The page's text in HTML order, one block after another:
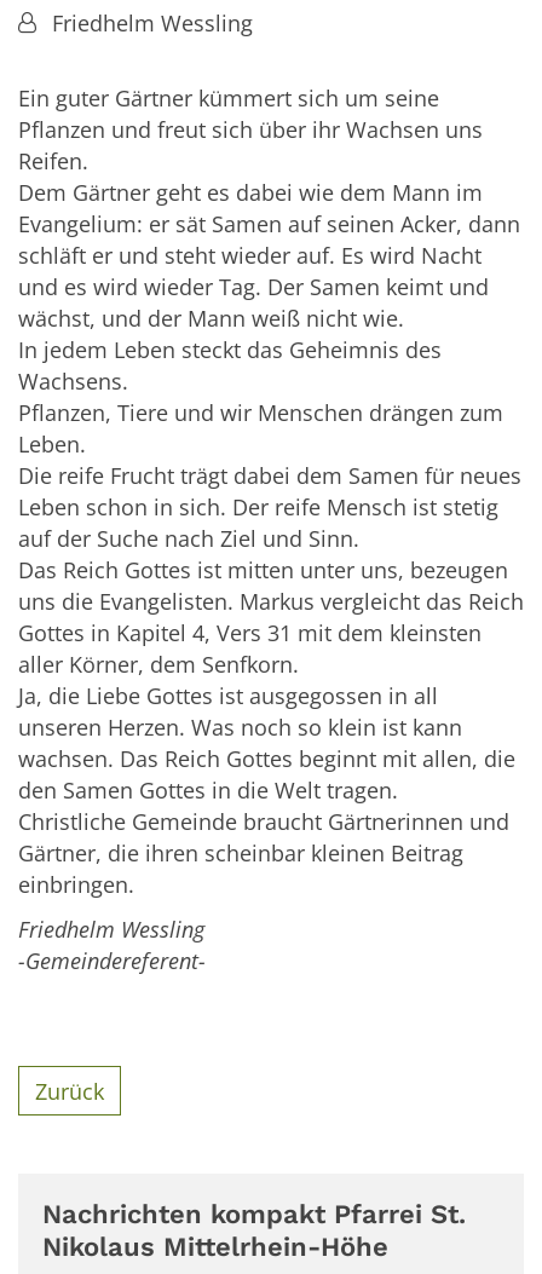
Von:Friedhelm Wessling
Ein guter Gärtner kümmert sich um seine
Pflanzen und freut sich über ihr Wachsen uns
Reifen.
Dem Gärtner geht es dabei wie dem Mann im
Evangelium: er sät Samen auf seinen Acker, dann
schläft er und steht wieder auf. Es wird Nacht
und es wird wieder Tag. Der Samen keimt und
wächst, und der Mann weiß nicht wie.
In jedem Leben steckt das Geheimnis des
Wachsens.
Pflanzen, Tiere und wir Menschen drängen zum
Leben.
Die reife Frucht trägt dabei dem Samen für neues
Leben schon in sich. Der reife Mensch ist stetig
auf der Suche nach Ziel und Sinn.
Das Reich Gottes ist mitten unter uns, bezeugen
uns die Evangelisten. Markus vergleicht das Reich
Gottes in Kapitel 4, Vers 31 mit dem kleinsten
aller Körner, dem Senfkorn.
Ja, die Liebe Gottes ist ausgegossen in all
unseren Herzen. Was noch so klein ist kann
wachsen. Das Reich Gottes beginnt mit allen, die
den Samen Gottes in die Welt tragen.
Christliche Gemeinde braucht Gärtnerinnen und
Gärtner, die ihren scheinbar kleinen Beitrag
einbringen.
Friedhelm Wessling
-Gemeindereferent-
Zurück
Nachrichten kompakt Pfarrei St.
Nikolaus Mittelrhein-Höhe